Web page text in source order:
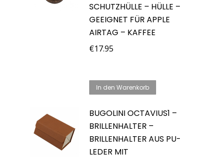
SCHUTZHÜLLE – HÜLLE –
GEEIGNET FÜR APPLE
AIRTAG – KAFFEE
€17.95
In den Warenkorb
BUGOLINI OCTAVIUS1 –
BRILLENHALTER –
BRILLENHALTER AUS PU-
LEDER MIT